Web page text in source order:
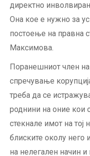
директно
Она кое е нужно за
постоење на правна
Максимова.
Поранешниот член
спречување
треба да се
роднини на оние кои
стекнале имот на тој
блиските околу него
на нелегален начин и